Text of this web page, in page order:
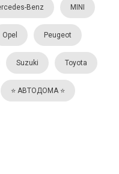
Benz MINI
Opel Peugeot
Suzuki Toyota
⭐️ АВТОДОМА ⭐️